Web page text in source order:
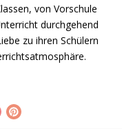
von Vorschule
durchgehend
zu ihren Schülern